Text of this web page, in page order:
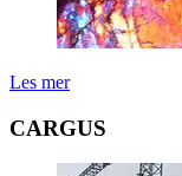
Les mer
CARGUS